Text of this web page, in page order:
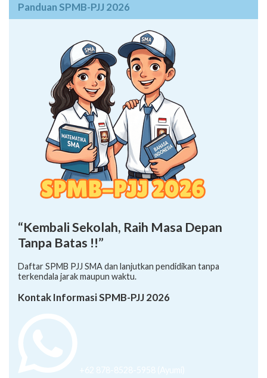
Panduan SPMB-PJJ 2026
“Kembali Sekolah, Raih Masa Depan
Tanpa Batas !!”
Daftar SPMB PJJ SMA dan lanjutkan pendidikan tanpa
terkendala jarak maupun waktu.
Kontak Informasi SPMB-PJJ 2026
+62 878-8528-5958 (Ayumi)